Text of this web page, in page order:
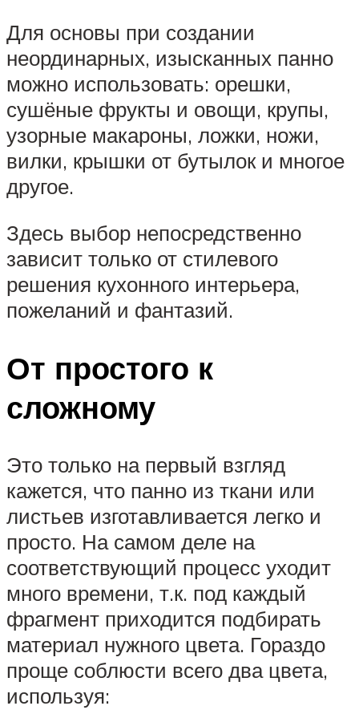
Для основы при создании
неординарных, изысканных панно
можно использовать: орешки,
сушёные фрукты и овощи, крупы,
узорные макароны, ложки, ножи,
вилки, крышки от бутылок и многое
другое.
Здесь выбор непосредственно
зависит только от стилевого
решения кухонного интерьера,
пожеланий и фантазий.
От простого к
сложному
Это только на первый взгляд
кажется, что панно из ткани или
листьев изготавливается легко и
просто. На самом деле на
соответствующий процесс уходит
много времени, т.к. под каждый
фрагмент приходится подбирать
материал нужного цвета. Гораздо
проще соблюсти всего два цвета,
используя: